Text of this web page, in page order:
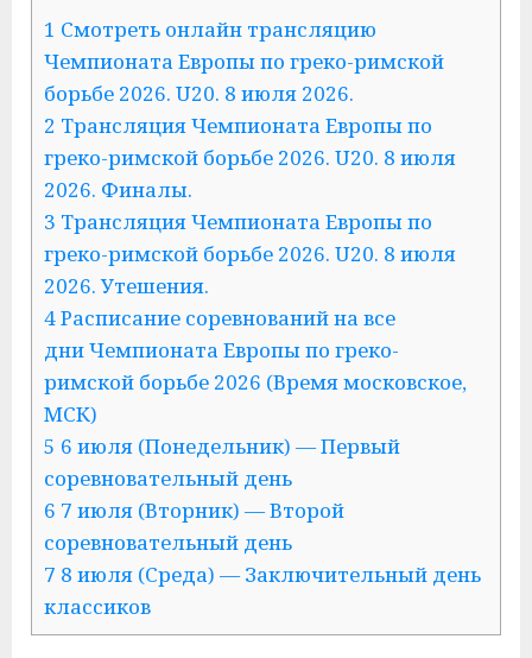
1 Смотреть онлайн трансляцию
Чемпионата Европы по греко-римской
борьбе 2026. U20. 8 июля 2026.
2 Трансляция Чемпионата Европы по
греко-римской борьбе 2026. U20. 8 июля
2026. Финалы.
3 Трансляция Чемпионата Европы по
греко-римской борьбе 2026. U20. 8 июля
2026. Утешения.
4 Расписание соревнований на все
дни Чемпионата Европы по греко-
римской борьбе 2026 (Время московское,
МСК)
5 6 июля (Понедельник) — Первый
соревновательный день
6 7 июля (Вторник) — Второй
соревновательный день
7 8 июля (Среда) — Заключительный день
классиков